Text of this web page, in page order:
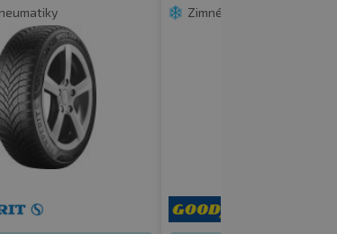
Zimné pneumatiky